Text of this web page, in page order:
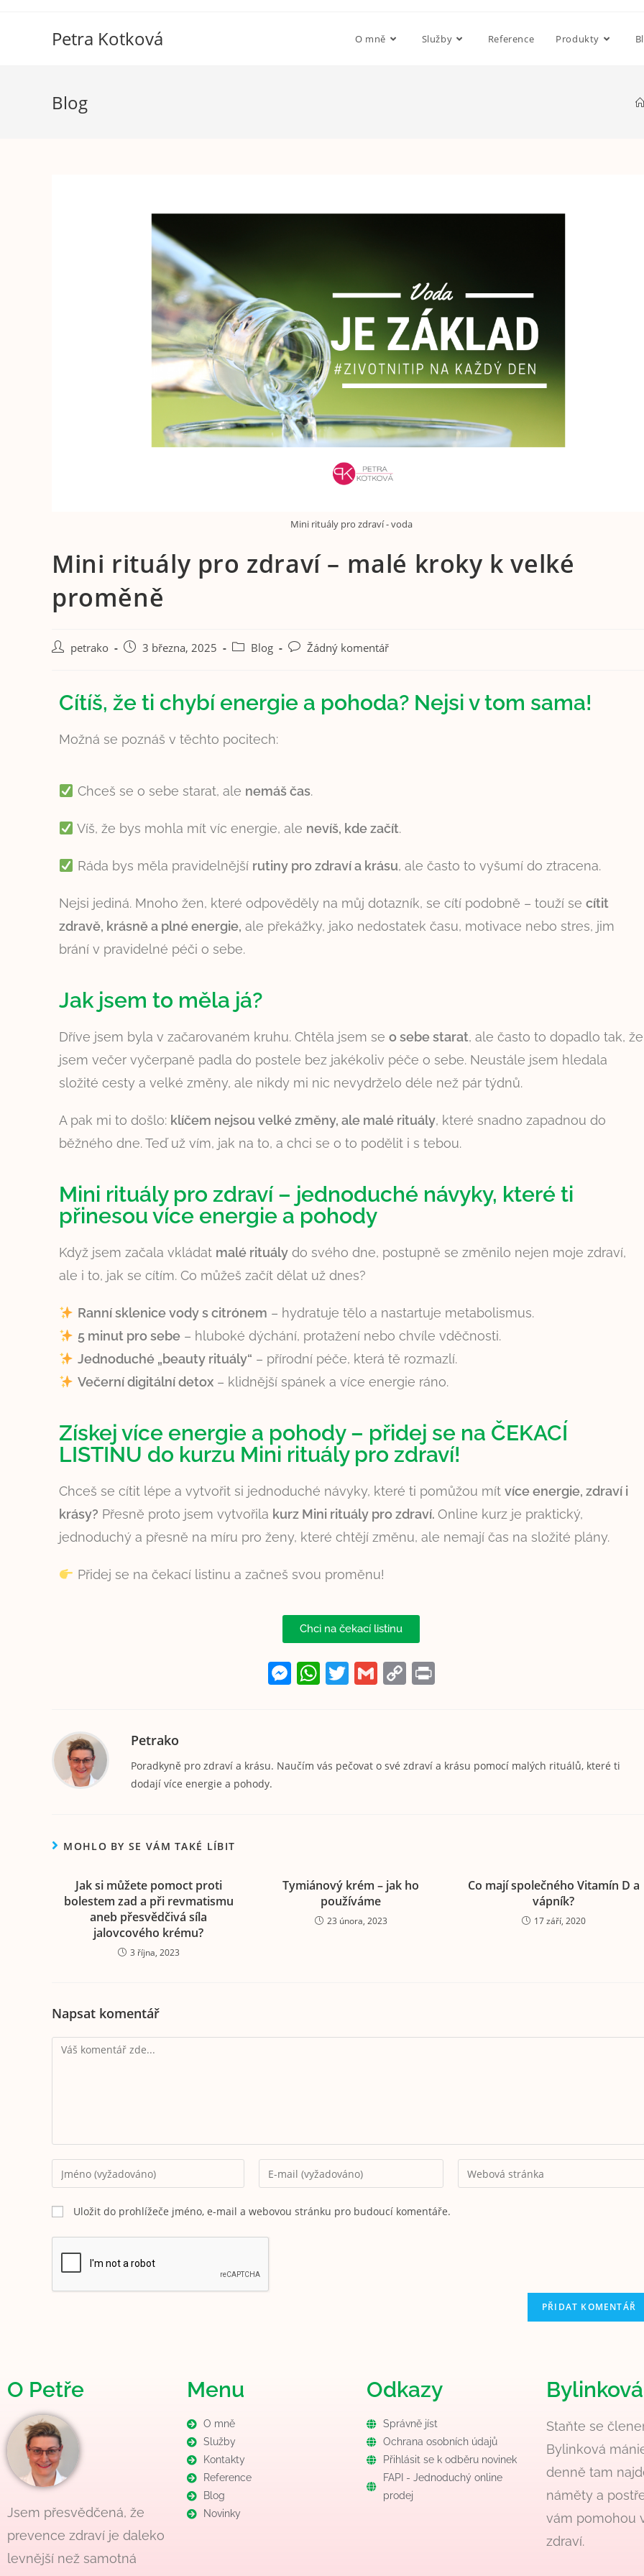
Petra Kotková O mně Služby Reference Produkty
Blog
Mini rituály pro zdraví - voda
Mini rituály pro zdraví – malé kroky k velké
proměně
petrako 3 března, 2025 Blog Žádný komentář
Cítíš, že ti chybí energie a pohoda? Nejsi v tom sama!
Možná se poznáš v těchto pocitech:
Chceš se o sebe starat, ale nemáš čas.
Víš, že bys mohla mít víc energie, ale nevíš, kde začít.
Ráda bys měla pravidelnější rutiny pro zdraví a krásu, ale často to vyšumí do ztracena.
Nejsi jediná. Mnoho žen, které odpověděly na můj dotazník, se cítí podobně – touží se cítit
zdravě, krásně a plné energie, ale překážky, jako nedostatek času, motivace nebo stres, jim
brání v pravidelné péči o sebe.
Jak jsem to měla já?
Dříve jsem byla v začarovaném kruhu. Chtěla jsem se o sebe starat, ale často to dopadlo tak, že
jsem večer vyčerpaně padla do postele bez jakékoliv péče o sebe. Neustále jsem hledala
složité cesty a velké změny, ale nikdy mi nic nevydrželo déle než pár týdnů.
A pak mi to došlo: klíčem nejsou velké změny, ale malé rituály, které snadno zapadnou do
běžného dne. Teď už vím, jak na to, a chci se o to podělit i s tebou.
Mini rituály pro zdraví – jednoduché návyky, které ti
přinesou více energie a pohody
Když jsem začala vkládat malé rituály do svého dne, postupně se změnilo nejen moje zdraví,
ale i to, jak se cítím. Co můžeš začít dělat už dnes?
Ranní sklenice vody s citrónem – hydratuje tělo a nastartuje metabolismus.
5 minut pro sebe– hluboké dýchání, protažení nebo chvíle vděčnosti.
Jednoduché „beauty rituály“ – přírodní péče, která tě rozmazlí.
Večerní digitální detox– klidnější spánek a více energie ráno.
Získej více energie a pohody – přidej se na ČEKACÍ
LISTINU do kurzu Mini rituály pro zdraví!
Chceš se cítit lépe a vytvořit si jednoduché návyky, které ti pomůžou mít více energie, zdraví i
krásy? Přesně proto jsem vytvořila kurz Mini rituály pro zdraví. Online kurz je praktický,
jednoduchý a přesně na míru pro ženy, které chtějí změnu, ale nemají čas na složité plány.
Přidej se na čekací listinu a začneš svou proměnu!
Chci na čekací listinu
M
n
W
A
T G C
Li
Pr
Petrako
Poradkyně pro zdraví a krásu. Naučím vás pečovat o své zdraví a krásu pomocí malých rituálů, které ti
dodají více energie a pohody.
MOHLO BY SE VÁM TAKÉ LÍBIT
Jak si můžete pomoct proti
bolestem zad a při revmatismu
aneb přesvědčivá síla
jalovcového krému?
3 října, 2023
Tymiánový krém – jak ho
používáme
23 února, 2023
Co mají společného Vitamín D a
vápník?
17 září, 2020
Napsat komentář
Uložit do prohlížeče jméno, e-mail a webovou stránku pro budoucí komentáře.
O Petře
Jsem přesvědčená, že
prevence zdraví je daleko
levnější než samotná
Menu
O mně
Služby
Kontakty
Reference
Blog
Novinky
Odkazy
Správně jíst
Ochrana osobních údajů
Přihlásit se k odběru novinek
FAPI - Jednoduchý online
prodej
Staňte se
Bylinková
denně tam
náměty a
vám pomohou
zdraví.